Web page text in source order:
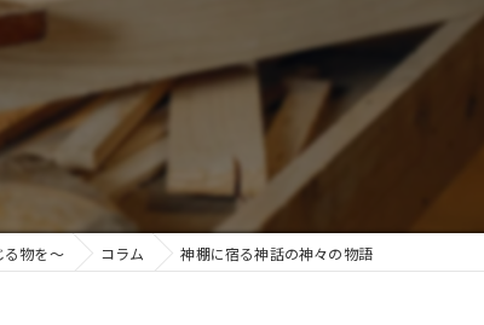
手作り
コンパクト
る物を～ コラム 神棚に宿る神話の神々の物語